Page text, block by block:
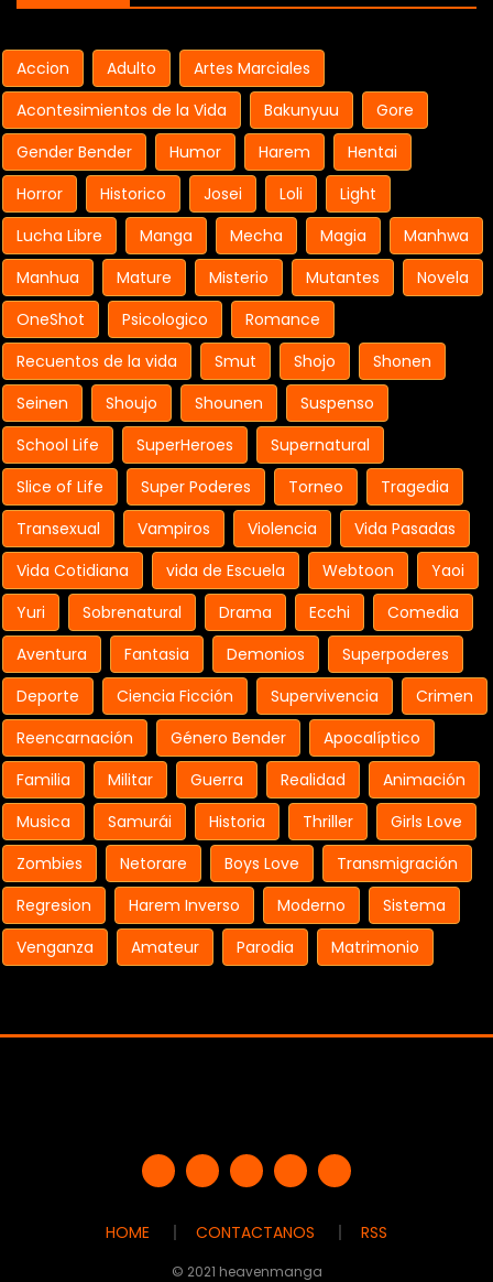
Accion Adulto
Artes Marciales
Acontesimientos de la Vida
Bakunyuu
Gore
Gender Bender
Humor Harem
Hentai
Horror
Historico Josei Loli
Light
Lucha Libre
Manga Mecha Magia
Manhwa
Manhua
Mature Misterio Mutantes
Novela
OneShot
Psicologico
Romance
Recuentos de la vida
Smut Shojo
Shonen
Seinen
Shoujo Shounen
Suspenso
School Life
SuperHeroes
Supernatural
Slice of Life
Super Poderes Torneo
Tragedia
Transexual
Vampiros Violencia
Vida Pasadas
Vida Cotidiana
vida de Escuela Webtoon
Yaoi
Yuri
Sobrenatural Drama Ecchi
Comedia
Aventura
Fantasia Demonios
Superpoderes
Deporte
Ciencia Ficción Supervivencia
Crimen
Reencarnación
Género Bender
Apocalíptico
Familia
Militar Guerra Realidad
Animación
Musica
Samurái Historia Thriller
Girls Love
Zombies
Netorare Boys Love
Transmigración
Regresion
Harem Inverso Moderno
Sistema
Venganza
Amateur Parodia Matrimonio
HOME CONTACTANOS RSS
© 2021 heavenmanga